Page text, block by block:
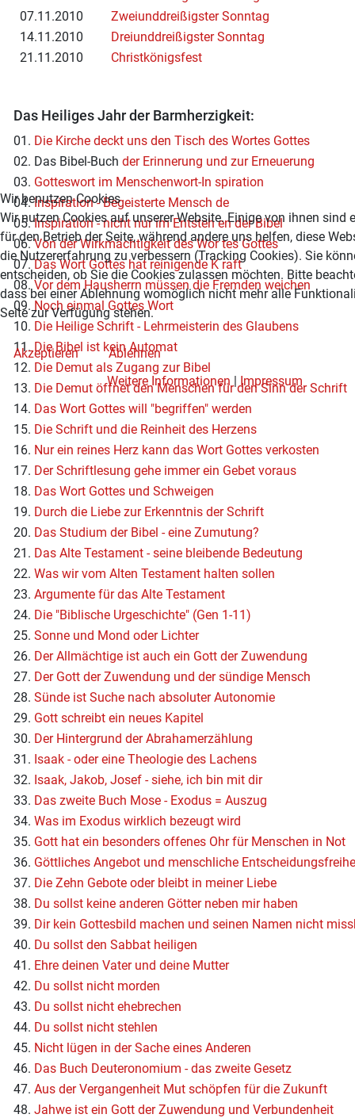
07.11.2010
Zweiunddreißigster Sonntag
14.11.2010
Dreiunddreißigster Sonntag
21.11.2010
Christkönigsfest
Das Heiliges Jahr der Barmherzigkeit:
01. Die Kirche deckt uns den Tisch des Wortes Gottes
02. Das Bibel-Buch der Erinnerung und zur Erneuerung
03. Gotteswort im Menschenwort-In spiration
04.Inspiration - Begeisterte Mensch de
05.Inspiration - nicht nur im Entsteh en der Bibel
06.Von der Wirkmächtigkeit des Wor tes Gottes
07.Das Wort Gottes hat reinigende K raft
08. Vor dem Hausherrn müssen die Fremden weichen
09. Noch einmal Gottes Wort
10. Die Heilige Schrift - Lehrmeisterin des Glaubens
11. Die Bibel ist kein Automat
12. Die Demut als Zugang zur Bibel
13. Die Demut öffnet den Menschen für den Sinn der Schrift
14. Das Wort Gottes will "begriffen" werden
15. Die Schrift und die Reinheit des Herzens
16. Nur ein reines Herz kann das Wort Gottes verkosten
17. Der Schriftlesung gehe immer ein Gebet voraus
18. Das Wort Gottes und Schweigen
19. Durch die Liebe zur Erkenntnis der Schrift
20. Das Studium der Bibel - eine Zumutung?
21. Das Alte Testament - seine bleibende Bedeutung
22. Was wir vom Alten Testament halten sollen
23. Argumente für das Alte Testament
24. Die "Biblische Urgeschichte" (Gen 1-11)
25. Sonne und Mond oder Lichter
26. Der Allmächtige ist auch ein Gott der Zuwendung
27. Der Gott der Zuwendung und der sündige Mensch
28. Sünde ist Suche nach absoluter Autonomie
29. Gott schreibt ein neues Kapitel
30. Der Hintergrund der Abrahamerzählung
31. Isaak - oder eine Theologie des Lachens
32. Isaak, Jakob, Josef - siehe, ich bin mit dir
33. Das zweite Buch Mose - Exodus = Auszug
34. Was im Exodus wirklich bezeugt wird
35. Gott hat ein besonders offenes Ohr für Menschen in Not
36. Göttliches Angebot und menschliche
37. Die Zehn Gebote oder bleibt in meiner Liebe
38. Du sollst keine anderen Götter neben mir haben
39. Dir kein Gottesbild machen und seinen Namen nicht
40. Du sollst den Sabbat heiligen
41. Ehre deinen Vater und deine Mutter
42. Du sollst nicht morden
43. Du sollst nicht ehebrechen
44. Du sollst nicht stehlen
45. Nicht lügen in der Sache eines Anderen
46. Das Buch Deuteronomium - das zweite Gesetz
47. Aus der Vergangenheit Mut schöpfen für die Zukunft
48. Jahwe ist ein Gott der Zuwendung und Verbundenheit
Wir benutzen Cookies
Wir nutzen Cookies auf unserer Website. Einige von ihnen sind
für den Betrieb der Seite, während andere uns helfen, diese
die Nutzererfahrung zu verbessern (Tracking Cookies). Sie
entscheiden, ob Sie die Cookies zulassen möchten. Bitte
dass bei einer Ablehnung womöglich nicht mehr alle
Seite zur Verfügung stehen.
Akzeptieren
Ablehnen
Weitere Informationen | Impressum